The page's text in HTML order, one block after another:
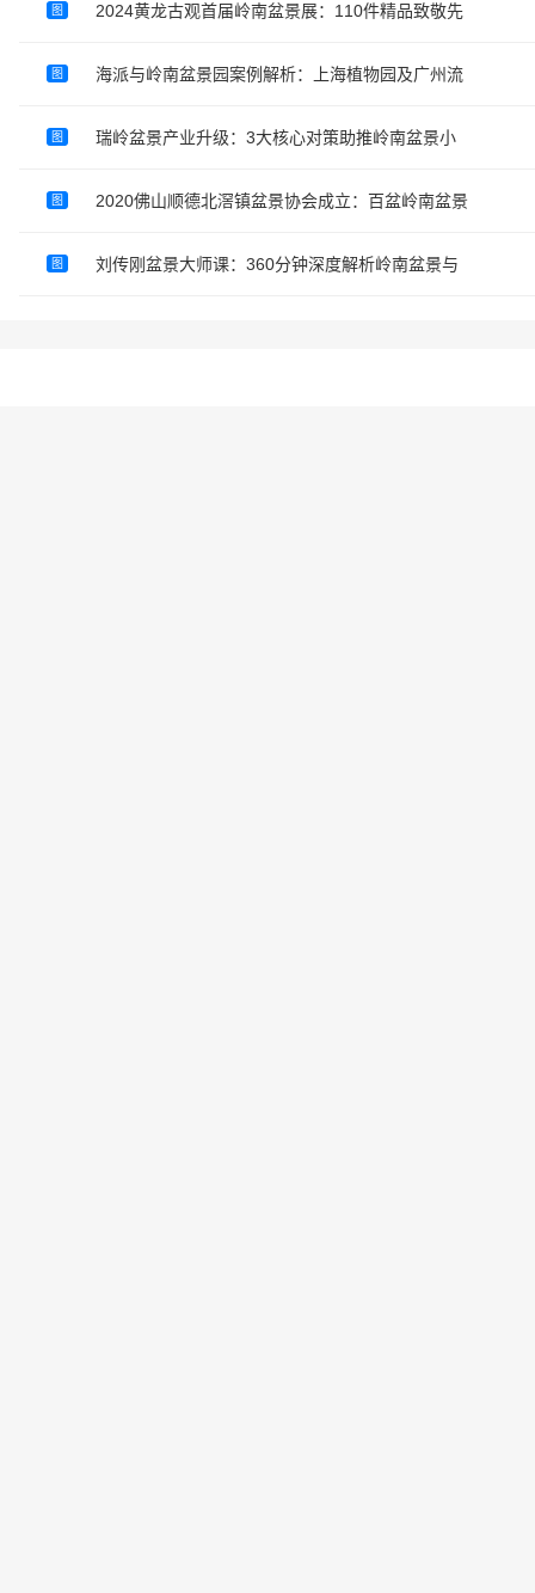
图 2024黄龙古观首届岭南盆景展：110件精品致敬先
图 海派与岭南盆景园案例解析：上海植物园及广州流
图 瑞岭盆景产业升级：3大核心对策助推岭南盆景小
图 2020佛山顺德北滘镇盆景协会成立：百盆岭南盆景
图 刘传刚盆景大师课：360分钟深度解析岭南盆景与